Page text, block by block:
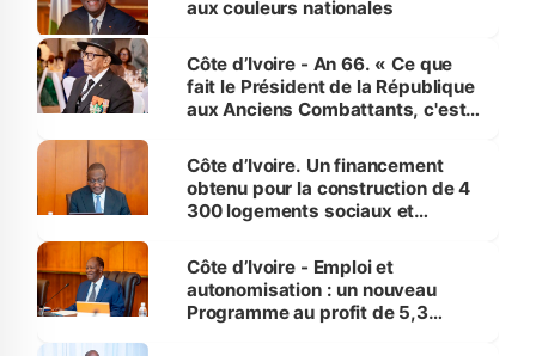
aux couleurs nationales
Côte d’Ivoire - An 66. « Ce que
fait le Président de la République
aux Anciens Combattants, c'est
Côte d’Ivoire. Un financement
obtenu pour la construction de 4
300 logements sociaux et
et Yamoussoukro
Côte d’Ivoire - Emploi et
autonomisation : un nouveau
Programme au profit de 5,3